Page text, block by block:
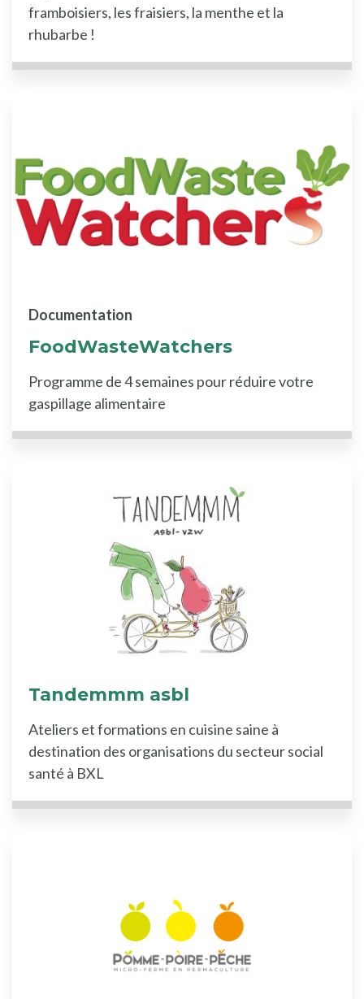
framboisiers, les fraisiers, la menthe et la
rhubarbe !
FoodWasteWatchers
Documentation
Programme de 4 semaines pour réduire votre
gaspillage alimentaire
Tandemmm asbl
Ateliers et formations en cuisine saine à
destination des organisations du secteur social
santé à BXL